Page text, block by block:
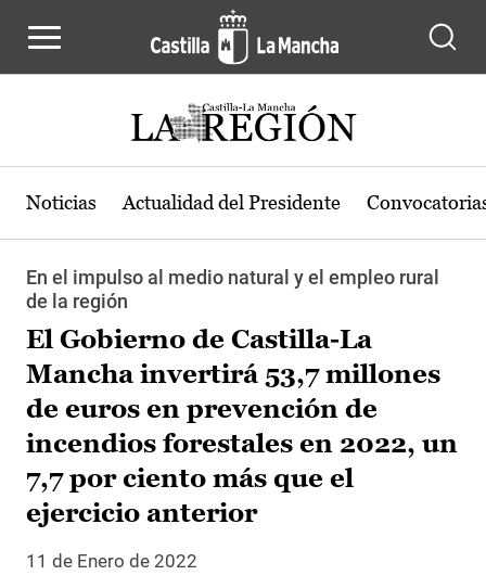
Noticias Actualidad del Presidente
En el impulso al medio natural y el empleo rural
de la región
El Gobierno de Castilla-La
Mancha invertirá 53,7 millones
de euros en prevención de
incendios forestales en 2022, un
7,7 por ciento más que el
ejercicio anterior
11 de Enero de 2022